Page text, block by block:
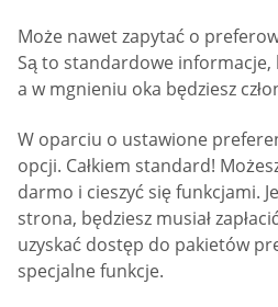
Może nawet zapytać o
Są to standardowe informacje,
a w mgnieniu oka będziesz
W oparciu o ustawione
opcji. Całkiem standard!
darmo i cieszyć się funkcjami.
strona, będziesz musiał
uzyskać dostęp do pakietów
specjalne funkcje.